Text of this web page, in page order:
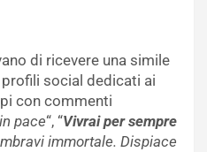
di ricevere una simile
social dedicati ai
con commenti
pace“, “Vivrai per sempre
immortale. Dispiace